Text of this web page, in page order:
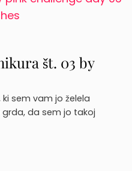
št. 03 by
sem vam jo želela
da sem jo takoj